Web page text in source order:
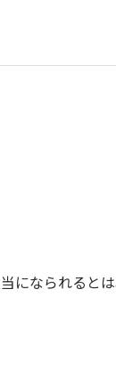
になられるとは